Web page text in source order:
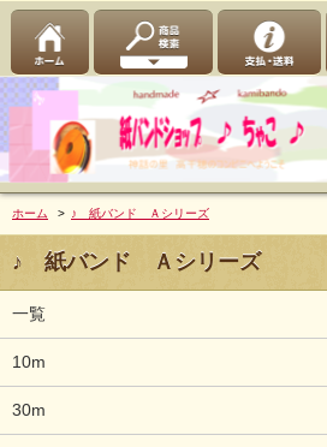
ホーム > ♪ 紙バンド Ａシリーズ
♪ 紙バンド Ａシリーズ
一覧
10m
30m